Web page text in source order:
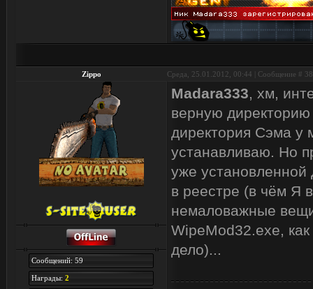
Zippo Среда, 25.01.2012, 00:44 | Сообщение # 38
Сообщений: 59
Награды: 2
Madara333, хм,
верную
директория Сэма у
устанавливаю. Но
уже установленной
в реестре (в чём Я
немаловажные
WipeMod32.exe,
дело)...